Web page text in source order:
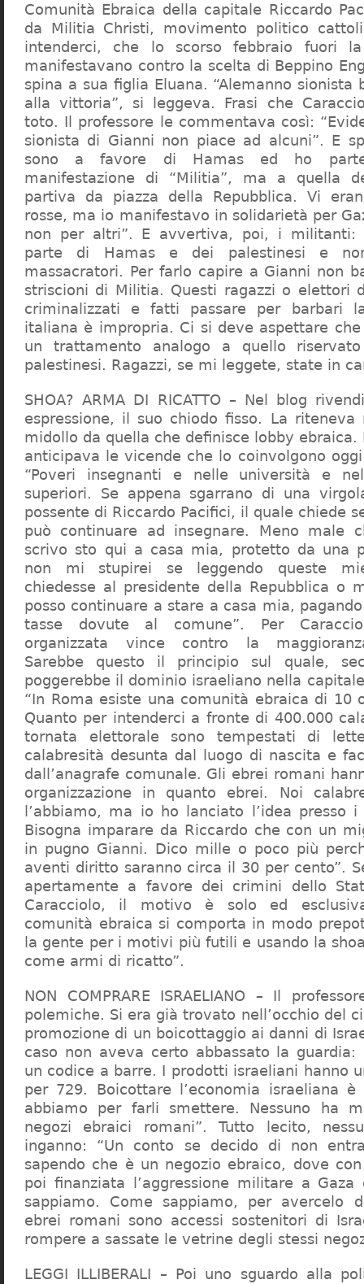
Comunità Ebraica della capitale Riccardo
da Militia Christi, movimento politico
intenderci, che lo scorso febbraio fuori
manifestavano contro la scelta di Beppino
spina a sua figlia Eluana. “Alemanno sionista
alla vittoria”, si leggeva. Frasi che
toto. Il professore le commentava così:
sionista di Gianni non piace ad alcuni”. E
sono a favore di Hamas ed ho
manifestazione di “Militia”, ma a quella
partiva da piazza della Repubblica. Vi
rosse, ma io manifestavo in solidarietà per
non per altri”. E avvertiva, poi, i militanti:
parte di Hamas e dei palestinesi e
massacratori. Per farlo capire a Gianni non
striscioni di Militia. Questi ragazzi o elettori
criminalizzati e fatti passare per barbari
italiana è impropria. Ci si deve aspettare
un trattamento analogo a quello
palestinesi. Ragazzi, se mi leggete, state in
SHOA? ARMA DI RICATTO – Nel blog
espressione, il suo chiodo fisso. La
midollo da quella che definisce lobby ebraica.
anticipava le vicende che lo coinvolgono
“Poveri insegnanti e nelle università e
superiori. Se appena sgarrano di una
possente di Riccardo Pacifici, il quale chiede
può continuare ad insegnare. Meno male
scrivo sto qui a casa mia, protetto da una
non mi stupirei se leggendo queste
chiedesse al presidente della Repubblica o
posso continuare a stare a casa mia,
tasse dovute al comune”. Per
organizzata vince contro la
Sarebbe questo il principio sul quale,
poggerebbe il dominio israeliano nella
“In Roma esiste una comunità ebraica di 10
Quanto per intenderci a fronte di 400.000
tornata elettorale sono tempestati di
calabresità desunta dal luogo di nascita e
dall’anagrafe comunale. Gli ebrei romani
organizzazione in quanto ebrei. Noi
l’abbiamo, ma io ho lanciato l’idea presso
Bisogna imparare da Riccardo che con un
in pugno Gianni. Dico mille o poco più
aventi diritto saranno circa il 30 per cento”.
apertamente a favore dei crimini dello
Caracciolo, il motivo è solo ed
comunità ebraica si comporta in modo
la gente per i motivi più futili e usando la
come armi di ricatto”.
NON COMPRARE ISRAELIANO – Il
polemiche. Si era già trovato nell’occhio del
promozione di un boicottaggio ai danni di
caso non aveva certo abbassato la guardia:
un codice a barre. I prodotti israeliani hanno
per 729. Boicottare l’economia israeliana è
abbiamo per farli smettere. Nessuno ha
negozi ebraici romani”. Tutto lecito,
inganno: “Un conto se decido di non
sapendo che è un negozio ebraico, dove
poi finanziata l’aggressione militare a
sappiamo. Come sappiamo, per avercelo
ebrei romani sono accessi sostenitori di
rompere a sassate le vetrine degli stessi
LEGGI ILLIBERALI – Poi uno sguardo alla